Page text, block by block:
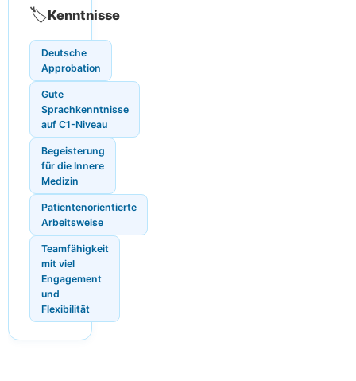
🏷️Kenntnisse
Deutsche
Approbation
Gute
Sprachkenntnisse
auf C1-Niveau
Begeisterung
für die Innere
Medizin
Patientenorientierte
Arbeitsweise
Teamfähigkeit
mit viel
Engagement
und
Flexibilität